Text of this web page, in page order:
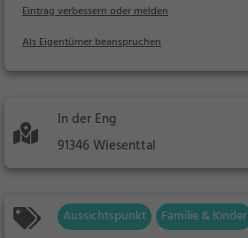
Eintrag verbessern oder melden
Als Eigentümer beanspruchen
In der Eng
91346 Wiesenttal
Aussichtspunkt Familie & Kinder